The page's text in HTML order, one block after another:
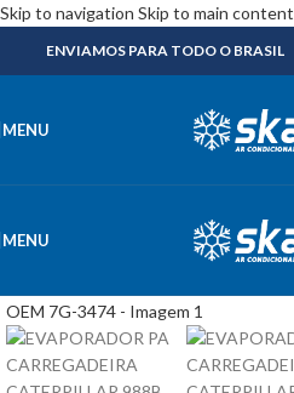
Skip to navigation Skip to main content
ENVIAMOS PARA TODO O BRASIL
MENU
MENU